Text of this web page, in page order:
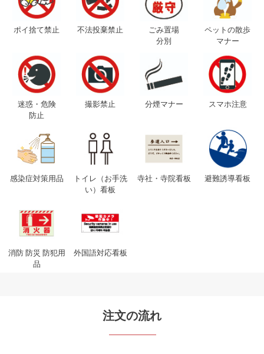
ポイ捨て禁止 不法投棄禁止
ごみ置場
分別
ペットの散歩
マナー
迷惑・危険
防止
撮影禁止 分煙マナー スマホ注意
感染症対策用品
トイレ（お手洗
い）看板
寺社・寺院看板 避難誘導看板
消防 防災 防犯用
品
外国語対応看板
注文の流れ